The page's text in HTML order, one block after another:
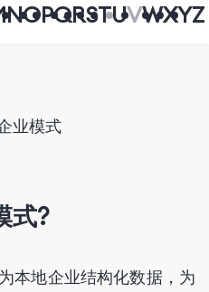
NOPQRSTUVWXYZ
业模式
式?
本地企业结构化数据，为